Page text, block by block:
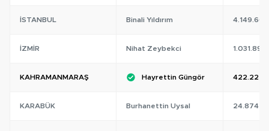
İSTANBUL Binali Yıldırım 4.149.667
İZMIR Nihat Zeybekci 1.031.897
KAHRAMANMARAŞ Hayrettin Güngör 422.222
KARABÜK Burhanettin Uysal 24.874